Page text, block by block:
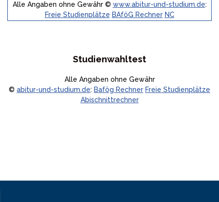
Alle Angaben ohne Gewähr © www.abitur-und-studium.de:
Freie Studienplätze BAföG Rechner NC
Studienwahltest
Alle Angaben ohne Gewähr
© abitur-und-studium.de: Bafög Rechner Freie Studienplätze
Abischnittrechner